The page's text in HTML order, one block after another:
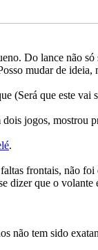
Do lance não
mudar de ideia,
(Será que este vai
jogos, mostrou
.
frontais, não
dizer que o
não tem sido